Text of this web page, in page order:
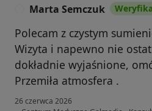
Marta Semczuk
Polecam z czystym
Wizyta i napewno nie
dokładnie wyjaśnione,
Przemiła atmosfera .
26 czerwca 2026